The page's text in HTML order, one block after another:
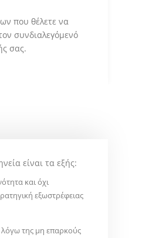
που θέλετε να
συνδιαλεγόμενό
σας.
είναι τα εξής:
και όχι
εξωστρέφειας
λόγω της μη επαρκούς